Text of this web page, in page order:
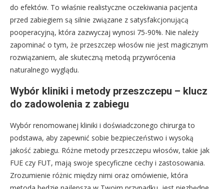
do efektów. To właśnie realistyczne oczekiwania pacjenta
przed zabiegiem są silnie związane z satysfakcjonującą
pooperacyjną, która zazwyczaj wynosi 75-90%. Nie należy
zapominać o tym, że przeszczep włosów nie jest magicznym
rozwiązaniem, ale skuteczną metodą przywrócenia
naturalnego wyglądu.
Wybór kliniki i metody przeszczepu – klucz
do zadowolenia z zabiegu
Wybór renomowanej kliniki i doświadczonego chirurga to
podstawa, aby zapewnić sobie bezpieczeństwo i wysoką
jakość zabiegu. Różne metody przeszczepu włosów, takie jak
FUE czy FUT, mają swoje specyficzne cechy i zastosowania.
Zrozumienie różnic między nimi oraz omówienie, która